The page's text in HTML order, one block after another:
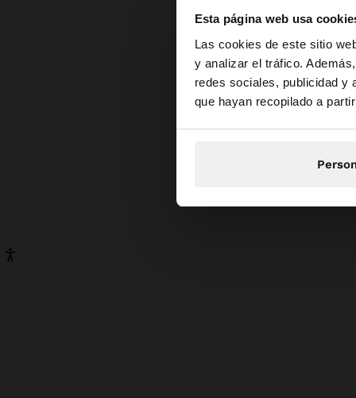
Esta página web usa
Las cookies de este sitio
y analizar el tráfico.
redes sociales, publicidad y
que hayan recopilado a
hola
Estás accediendo a
Los
de
los